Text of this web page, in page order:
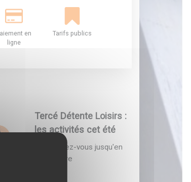
en
ligne
Tarifs publics
Tercé Détente Loisirs :
les activités cet été
Les rendez-vous jusqu'en
septembre